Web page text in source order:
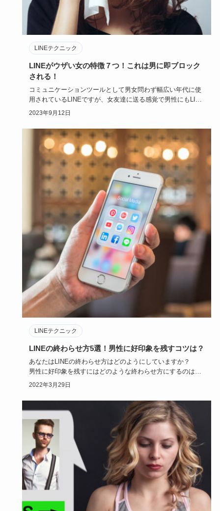
LINEテクニック
LINEがウザい女の特徴７つ！これは男に即ブロック
される！
コミュニケーションツールとして男女問わず幅広い年代に使
用されているLINEですが、女友達に送る感覚で男性にもLINE
を送っ…
2023年9月12日
LINEテクニック
LINEの終わらせ方5選！男性に好印象を残すコツは？
あなたはLINEの終わらせ方はどのようにしていますか？
男性に好印象を残すにはどのような終わらせ方にするのはコ
ツといえる…
2022年3月29日